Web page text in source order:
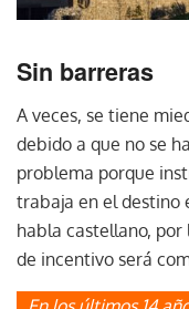
Sin barreras
A veces, se tiene
debido a que no se
problema porque
trabaja en el destino
habla castellano,
de incentivo será